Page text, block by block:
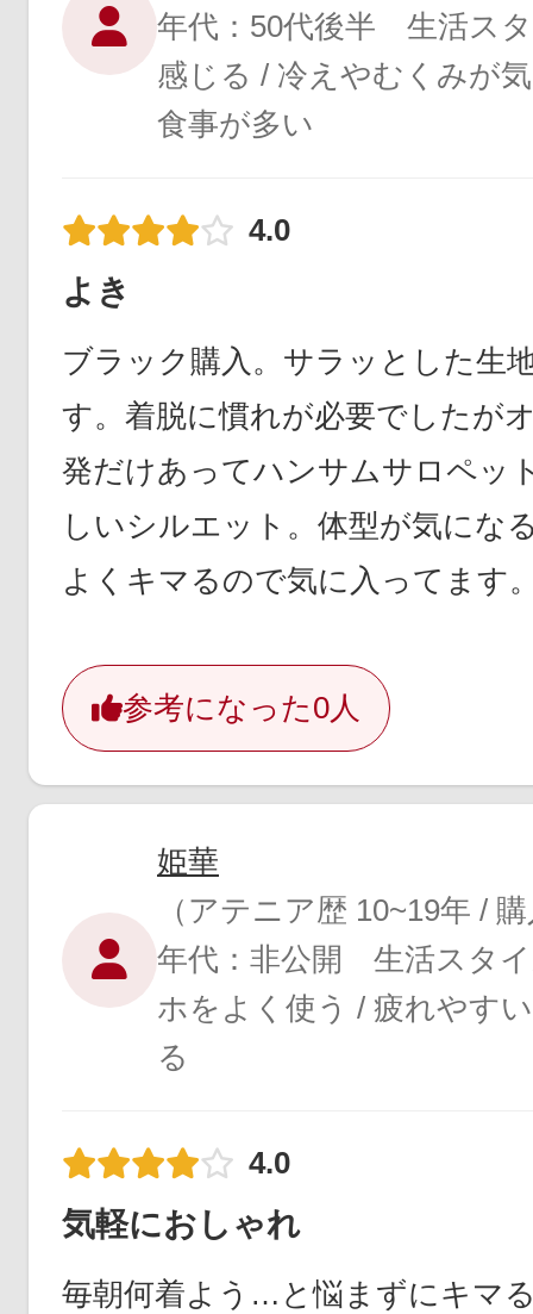
年代：50代後半 生活ス
感じる / 冷えやむくみが
食事が多い
4.0
よき
ブラック購入。サラッとした生
す。着脱に慣れが必要でしたが
発だけあってハンサムサロペッ
しいシルエット。体型が気にな
よくキマるので気に入ってます
参考になった0人
姫華
（アテニア歴 10~19年 /
年代：非公開 生活スタ
ホをよく使う / 疲れやす
る
4.0
気軽におしゃれ
毎朝何着よう…と悩まずにキマ